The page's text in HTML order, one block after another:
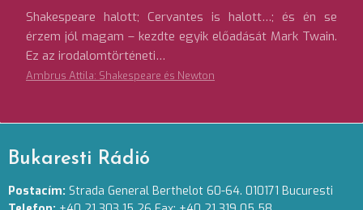
Shakespeare halott; Cervantes is halott…; és én se
érzem jól magam – kezdte egyik előadását Mark Twain.
Ez az irodalomtörténeti…
Ambrus Attila: Shakespeare és Newton
Bukaresti Rádió
Postacím: Strada General Berthelot 60-64. 010171 Bucuresti